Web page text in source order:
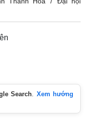
Search. Xem hướng